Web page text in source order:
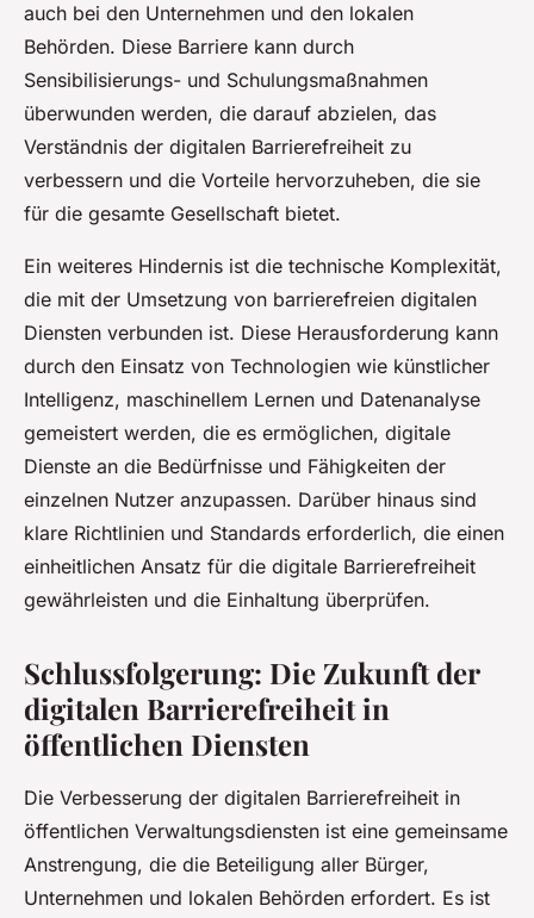
auch bei den Unternehmen und den lokalen
Behörden. Diese Barriere kann durch
Sensibilisierungs- und Schulungsmaßnahmen
überwunden werden, die darauf abzielen, das
Verständnis der digitalen Barrierefreiheit zu
verbessern und die Vorteile hervorzuheben, die sie
für die gesamte Gesellschaft bietet.
Ein weiteres Hindernis ist die technische Komplexität,
die mit der Umsetzung von barrierefreien digitalen
Diensten verbunden ist. Diese Herausforderung kann
durch den Einsatz von Technologien wie künstlicher
Intelligenz, maschinellem Lernen und Datenanalyse
gemeistert werden, die es ermöglichen, digitale
Dienste an die Bedürfnisse und Fähigkeiten der
einzelnen Nutzer anzupassen. Darüber hinaus sind
klare Richtlinien und Standards erforderlich, die einen
einheitlichen Ansatz für die digitale Barrierefreiheit
gewährleisten und die Einhaltung überprüfen.
Schlussfolgerung: Die Zukunft der
digitalen Barrierefreiheit in
öffentlichen Diensten
Die Verbesserung der digitalen Barrierefreiheit in
öffentlichen Verwaltungsdiensten ist eine gemeinsame
Anstrengung, die die Beteiligung aller Bürger,
Unternehmen und lokalen Behörden erfordert. Es ist